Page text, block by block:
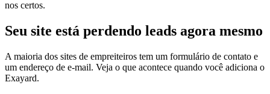
nos certos.
Seu site está perdendo leads agora mesmo
A maioria dos sites de empreiteiros tem um formulário de contato e
um endereço de e-mail. Veja o que acontece quando você adiciona o
Exayard.